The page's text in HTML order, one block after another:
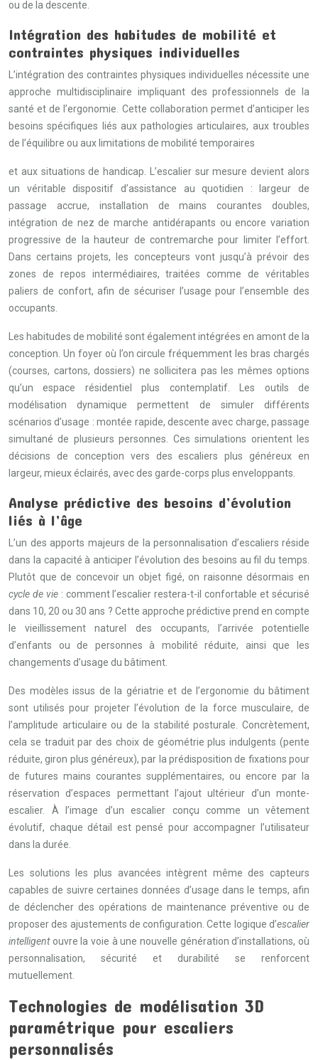
ou de la descente.
Intégration des habitudes de mobilité et
contraintes physiques individuelles
L’intégration des contraintes physiques individuelles nécessite une
approche multidisciplinaire impliquant des professionnels de la
santé et de l’ergonomie. Cette collaboration permet d’anticiper les
besoins spécifiques liés aux pathologies articulaires, aux troubles
de l’équilibre ou aux limitations de mobilité temporaires
et aux situations de handicap. L’escalier sur mesure devient alors
un véritable dispositif d’assistance au quotidien : largeur de
passage accrue, installation de mains courantes doubles,
intégration de nez de marche antidérapants ou encore variation
progressive de la hauteur de contremarche pour limiter l’effort.
Dans certains projets, les concepteurs vont jusqu’à prévoir des
zones de repos intermédiaires, traitées comme de véritables
paliers de confort, afin de sécuriser l’usage pour l’ensemble des
occupants.
Les habitudes de mobilité sont également intégrées en amont de la
conception. Un foyer où l’on circule fréquemment les bras chargés
(courses, cartons, dossiers) ne sollicitera pas les mêmes options
qu’un espace résidentiel plus contemplatif. Les outils de
modélisation dynamique permettent de simuler différents
scénarios d’usage : montée rapide, descente avec charge, passage
simultané de plusieurs personnes. Ces simulations orientent les
décisions de conception vers des escaliers plus généreux en
largeur, mieux éclairés, avec des garde-corps plus enveloppants.
Analyse prédictive des besoins d’évolution
liés à l’âge
L’un des apports majeurs de la personnalisation d’escaliers réside
dans la capacité à anticiper l’évolution des besoins au fil du temps.
Plutôt que de concevoir un objet figé, on raisonne désormais en
cycle de vie: comment l’escalier restera-t-il confortable et sécurisé
dans 10, 20 ou 30 ans ? Cette approche prédictive prend en compte
le vieillissement naturel des occupants, l’arrivée potentielle
d’enfants ou de personnes à mobilité réduite, ainsi que les
changements d’usage du bâtiment.
Des modèles issus de la gériatrie et de l’ergonomie du bâtiment
sont utilisés pour projeter l’évolution de la force musculaire, de
l’amplitude articulaire ou de la stabilité posturale. Concrètement,
cela se traduit par des choix de géométrie plus indulgents (pente
réduite, giron plus généreux), par la prédisposition de fixations pour
de futures mains courantes supplémentaires, ou encore par la
réservation d’espaces permettant l’ajout ultérieur d’un monte-
escalier. À l’image d’un escalier conçu comme un vêtement
évolutif, chaque détail est pensé pour accompagner l’utilisateur
dans la durée.
Les solutions les plus avancées intègrent même des capteurs
capables de suivre certaines données d’usage dans le temps, afin
de déclencher des opérations de maintenance préventive ou de
proposer des ajustements de configuration. Cette logique d’escalier
intelligentouvre la voie à une nouvelle génération d’installations, où
personnalisation, sécurité et durabilité se renforcent
mutuellement.
Technologies de modélisation 3D
paramétrique pour escaliers
personnalisés